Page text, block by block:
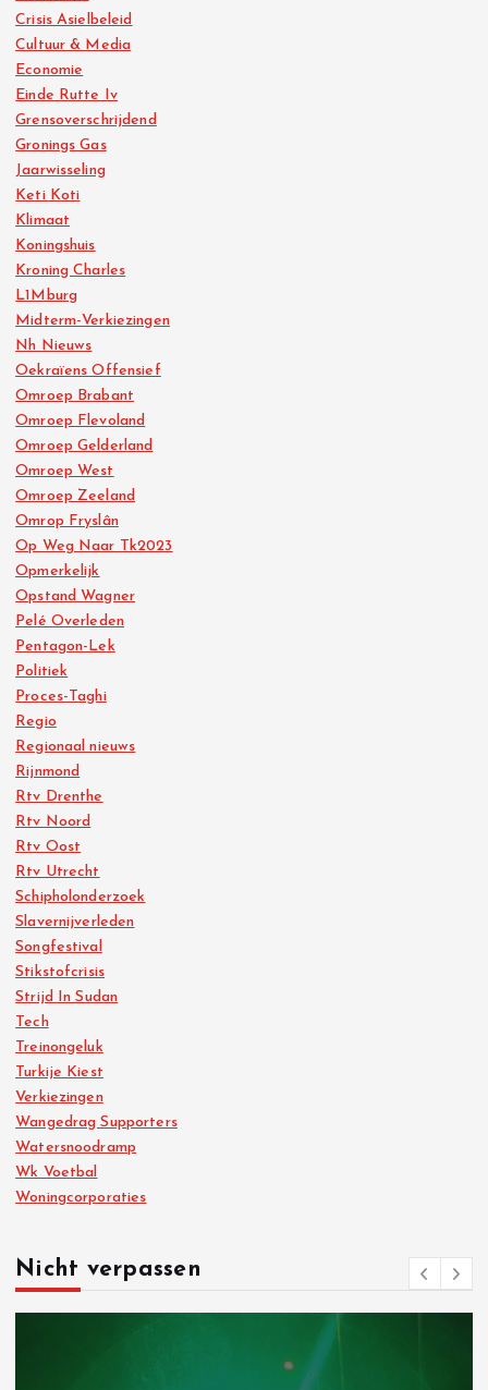
Crisis Asielbeleid
Cultuur & Media
Economie
Einde Rutte Iv
Grensoverschrijdend
Gronings Gas
Jaarwisseling
Keti Koti
Klimaat
Koningshuis
Kroning Charles
L1Mburg
Midterm-Verkiezingen
Nh Nieuws
Oekraïens Offensief
Omroep Brabant
Omroep Flevoland
Omroep Gelderland
Omroep West
Omroep Zeeland
Omrop Fryslân
Op Weg Naar Tk2023
Opmerkelijk
Opstand Wagner
Pelé Overleden
Pentagon-Lek
Politiek
Proces-Taghi
Regio
Regionaal nieuws
Rijnmond
Rtv Drenthe
Rtv Noord
Rtv Oost
Rtv Utrecht
Schipholonderzoek
Slavernijverleden
Songfestival
Stikstofcrisis
Strijd In Sudan
Tech
Treinongeluk
Turkije Kiest
Verkiezingen
Wangedrag Supporters
Watersnoodramp
Wk Voetbal
Woningcorporaties
Nicht verpassen